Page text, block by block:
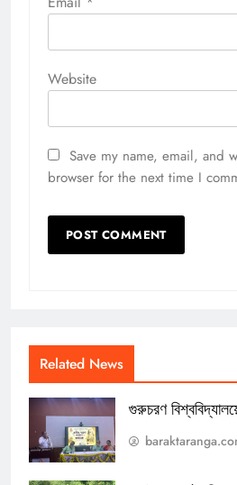
Website
Save my name, email, and
browser for the next time I
Related News
গুরুচরণ